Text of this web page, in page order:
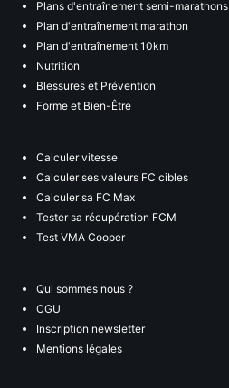
Plans d'entraînement semi-marathons
Plan d'entraînement marathon
Plan d'entraînement 10km
Nutrition
Blessures et Prévention
Forme et Bien-Être
Calculer vitesse
Calculer ses valeurs FC cibles
Calculer sa FC Max
Tester sa récupération FCM
Test VMA Cooper
Qui sommes nous ?
CGU
Inscription newsletter
Mentions légales